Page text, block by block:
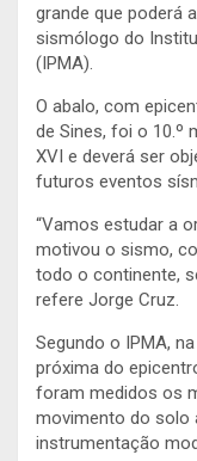
grande que poderá
sismólogo do
(IPMA).
O abalo, com
de Sines, foi o 10.º
XVI e deverá ser
futuros eventos
“Vamos estudar a
motivou o sismo,
todo o continente,
refere Jorge Cruz.
Segundo o IPMA,
próxima do
foram medidos os
movimento do solo
instrumentação